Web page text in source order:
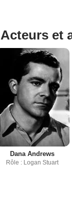
Acteurs et
Dana Andrews
Rôle : Logan Stuart